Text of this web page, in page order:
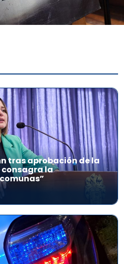
tras aprobación de la
consagra la